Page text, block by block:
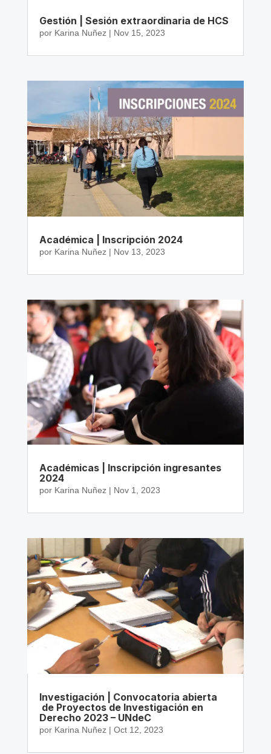
Gestión | Sesión extraordinaria de HCS
por Karina Nuñez| Nov 15, 2023
Académica | Inscripción 2024
por Karina Nuñez| Nov 13, 2023
Académicas | Inscripción ingresantes
2024
por Karina Nuñez| Nov 1, 2023
Investigación | Convocatoria abierta
de Proyectos de Investigación en
Derecho 2023 – UNdeC
por Karina Nuñez| Oct 12, 2023